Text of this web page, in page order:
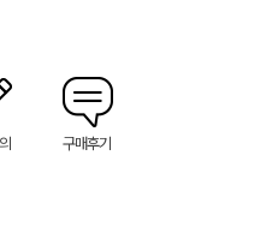
구매후기